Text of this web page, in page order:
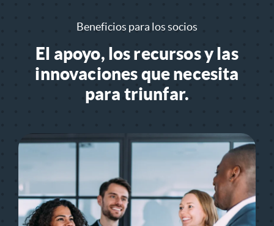
Beneficios para los socios
El apoyo, los recursos y las
innovaciones que necesita
para triunfar.